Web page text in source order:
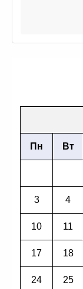
Пн Вт
3 4
10 11
17 18
24 25